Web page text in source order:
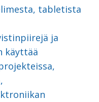
tabletista
ja
käyttää